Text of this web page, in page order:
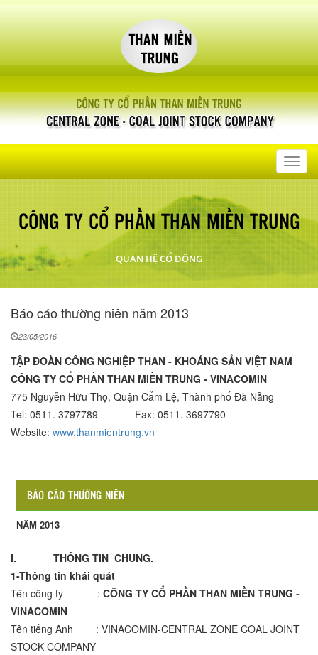
CÔNG TY CỔ PHẦN THAN MIỀN TRUNG
QUAN HỆ CỔ ĐÔNG
Báo cáo thường niên năm 2013
23/05/2016
TẬP ĐOÀN CÔNG NGHIỆP THAN - KHOÁNG SẢN VIỆT NAM
CÔNG TY CỔ PHẦN THAN MIỀN TRUNG - VINACOMIN
775 Nguyễn Hữu Thọ, Quận Cẩm Lệ, Thành phố Đà Nẵng
Tel: 0511. 3797789 Fax: 0511. 3697790
Website: www.thanmientrung.vn
BÁO CÁO THƯỜNG NIÊN
NĂM 2013
I. THÔNG TIN CHUNG.
1-Thông tin khái quát
Tên công ty : CÔNG TY CỔ PHẦN THAN MIỀN TRUNG -
VINACOMIN
Tên tiếng Anh : VINACOMIN-CENTRAL ZONE COAL JOINT
STOCK COMPANY